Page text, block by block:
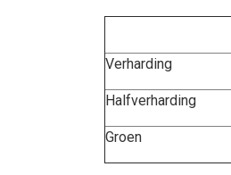
Verharding
Halfverharding
Groen